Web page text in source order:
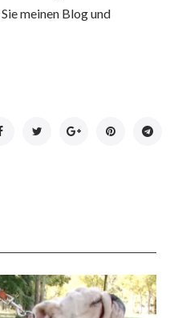
meinen Blog und
FacebookTwitterGoogle+Pinterest